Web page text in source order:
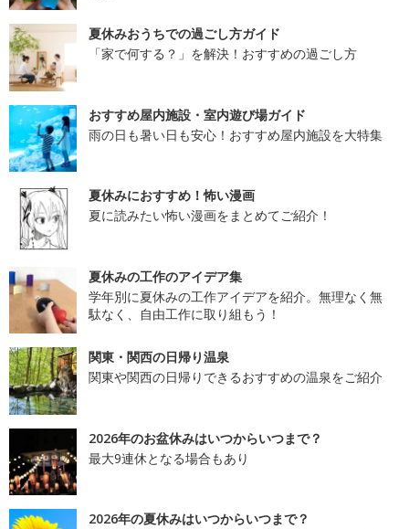
夏休みおうちでの過ごし方ガイド
「家で何する？」を解決！おすすめの過ごし方
おすすめ屋内施設・室内遊び場ガイド
雨の日も暑い日も安心！おすすめ屋内施設を大特集
夏休みにおすすめ！怖い漫画
夏に読みたい怖い漫画をまとめてご紹介！
夏休みの工作のアイデア集
学年別に夏休みの工作アイデアを紹介。無理なく無
駄なく、自由工作に取り組もう！
関東・関西の日帰り温泉
関東や関西の日帰りできるおすすめの温泉をご紹介
2026年のお盆休みはいつからいつまで？
最大9連休となる場合もあり
2026年の夏休みはいつからいつまで？